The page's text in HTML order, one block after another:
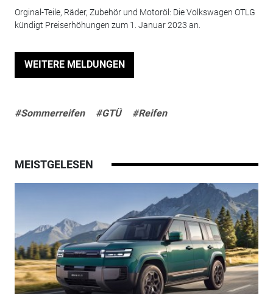
Orginal-Teile, Räder, Zubehör und Motoröl: Die Volkswagen OTLG
kündigt Preiserhöhungen zum 1. Januar 2023 an.
WEITERE MELDUNGEN
#Sommerreifen #GTÜ #Reifen
MEISTGELESEN